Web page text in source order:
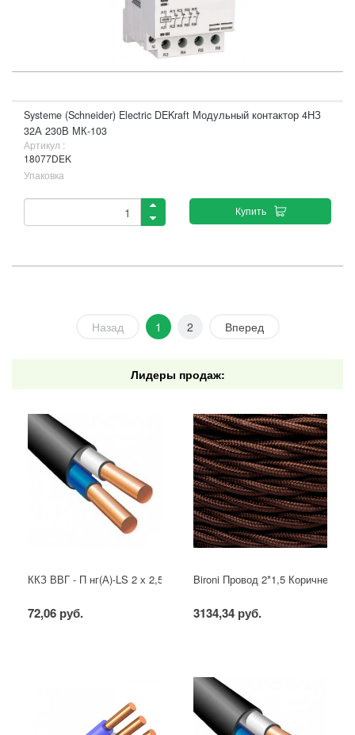
Systeme (Schneider) Electric DEKraft Модульный контактор 4НЗ
32А 230В МК-103
Артикул :
18077DEK
Упаковка
Купить
Назад 1 2 Вперед
Лидеры продаж:
ККЗ ВВГ - П нг(А)-LS 2 х 2,5 ГОСТ
72,06 руб.
Bironi Провод 2*1,5 Коричневый
3134,34 руб.